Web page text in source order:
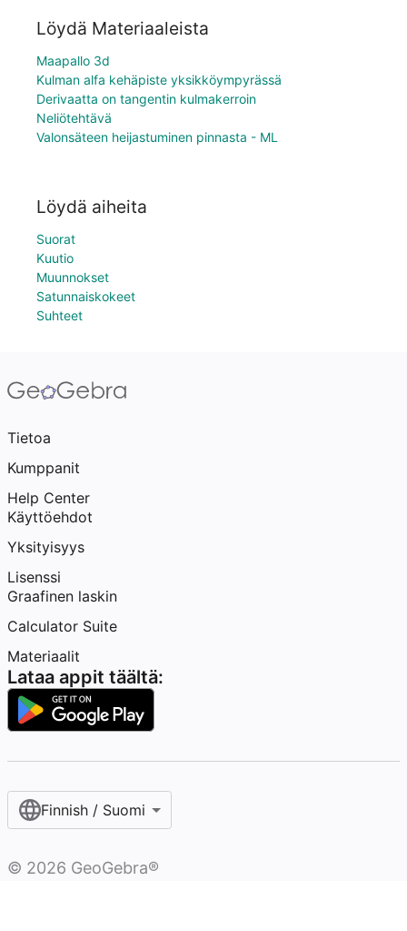
Löydä Materiaaleista
Maapallo 3d
Kulman alfa kehäpiste yksikköympyrässä
Derivaatta on tangentin kulmakerroin
Neliötehtävä
Valonsäteen heijastuminen pinnasta - ML
Löydä aiheita
Suorat
Kuutio
Muunnokset
Satunnaiskokeet
Suhteet
Tietoa
Kumppanit
Help Center
Käyttöehdot
Yksityisyys
Lisenssi
Graafinen laskin
Calculator Suite
Materiaalit
Lataa appit täältä:
Finnish / Suomi‎
© 2026 GeoGebra®